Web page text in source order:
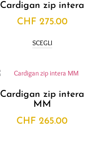
Cardigan zip intera
CHF 275.00
SCEGLI
Cardigan zip intera
MM
CHF 265.00